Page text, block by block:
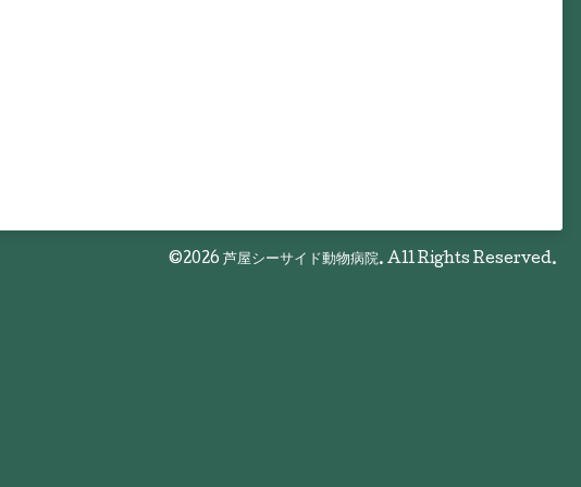
©2026 芦屋シーサイド動物病院. All Rights Reserved.